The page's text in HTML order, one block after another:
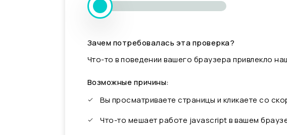
Зачем потребовалась эта проверка?
Что-то в поведении вашего браузера привлекло
Возможные причины:
Вы просматриваете страницы и кликаете со
Что-то мешает работе javascript в вашем